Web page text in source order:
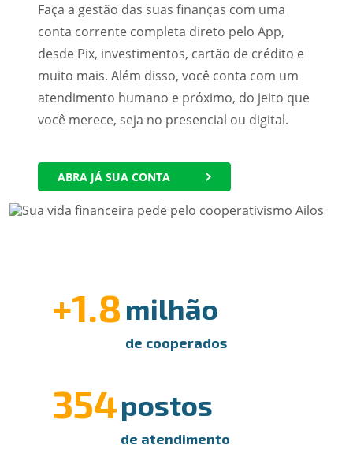
Faça a gestão das suas finanças com uma
conta corrente completa direto pelo App,
desde Pix, investimentos, cartão de crédito e
muito mais. Além disso, você conta com um
atendimento humano e próximo, do jeito que
você merece, seja no presencial ou digital.
ABRA JÁ SUA CONTA
+1.8 milhão
de cooperados
354postos
de atendimento